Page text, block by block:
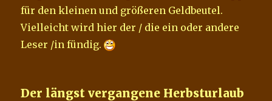
für den kleinen und größeren Geldbeutel.
Vielleicht wird hier der / die ein oder andere
Leser /in fündig.
Der längst vergangene Herbsturlaub